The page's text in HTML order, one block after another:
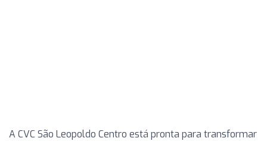
A CVC São Leopoldo Centro está pronta para transformar